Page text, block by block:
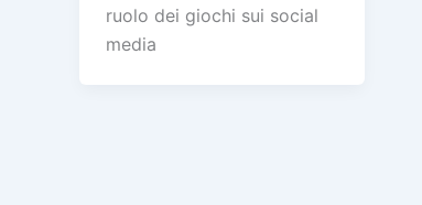
ruolo dei giochi sui social
media